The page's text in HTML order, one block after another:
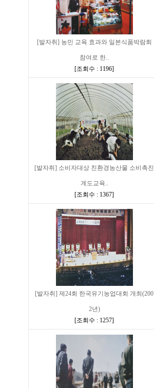
[발자취] 농민 교육 효과와 일본식품박람회
참여로 한..
[조회수 : 1196]
[발자취] 소비자대상 친환경농산물 소비촉진
계도교육..
[조회수 : 1367]
[발자취] 제24회 한국유기농업대회 개최(200
2년)
[조회수 : 1257]